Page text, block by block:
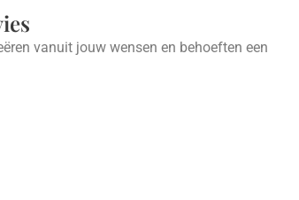
vanuit jouw wensen en behoeften een